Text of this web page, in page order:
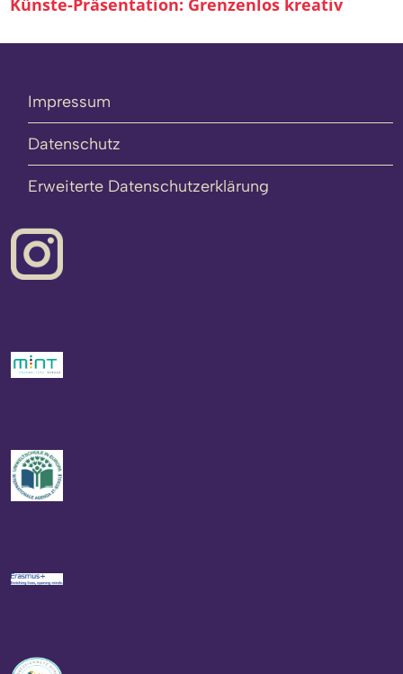
Künste-Präsentation: Grenzenlos kreativ
Impressum
Datenschutz
Erweiterte Datenschutzerklärung